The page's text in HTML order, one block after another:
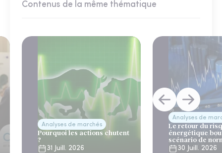
Contenus de la même thématique
Analyses de marchés
Pourquoi les actions chutent
?
31 Juill. 2026
Analyses de
Le retour du
énergétique
scénario de
30 Juill. 2026